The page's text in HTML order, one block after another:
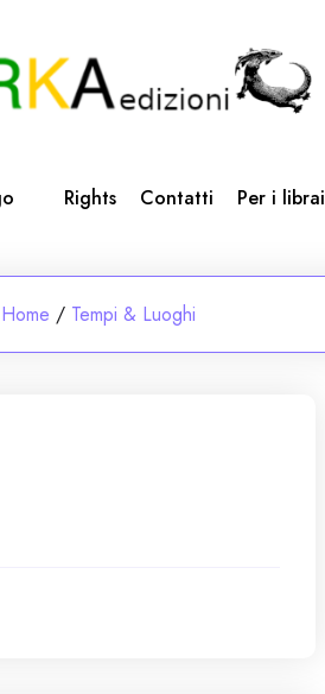
Rights Contatti Per i librai
Home / Tempi & Luoghi